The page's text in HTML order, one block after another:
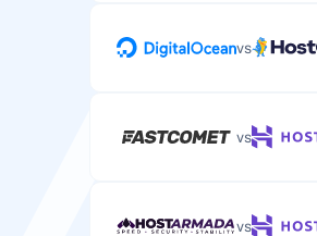
hostingu WordPress.
vs
vs
vs